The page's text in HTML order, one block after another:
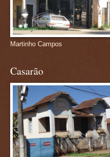
Martinho Campos
Casarão